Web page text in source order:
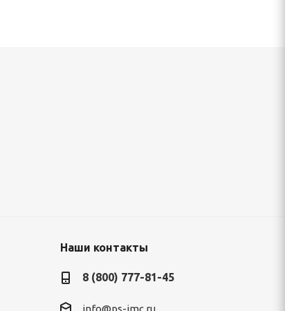
Наши контакты
8 (800) 777-81-45
info@ps-imc.ru